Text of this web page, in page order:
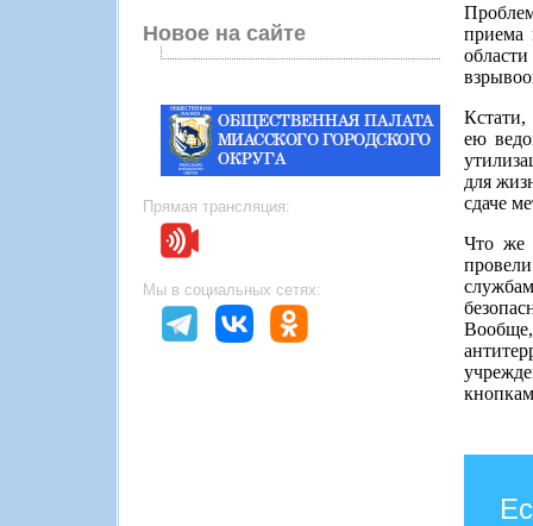
Новое на сайте
Прямая трансляция:
Мы в социальных сетях:
приема
ею
для
сдаче
Что же